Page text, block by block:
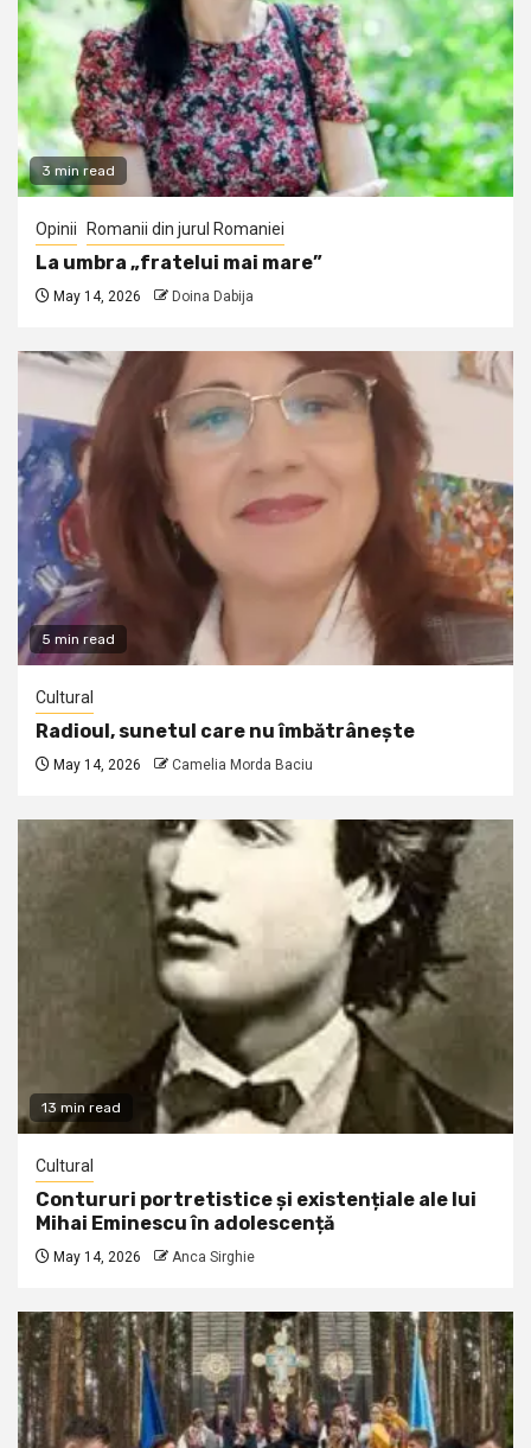
3 min read
Opinii Romanii din jurul Romaniei
La umbra „fratelui mai mare”
May 14, 2026 Doina Dabija
5 min read
Cultural
Radioul, sunetul care nu îmbătrânește
May 14, 2026 Camelia Morda Baciu
13 min read
Cultural
Contururi portretistice și existențiale ale lui
Mihai Eminescu în adolescență
May 14, 2026 Anca Sirghie